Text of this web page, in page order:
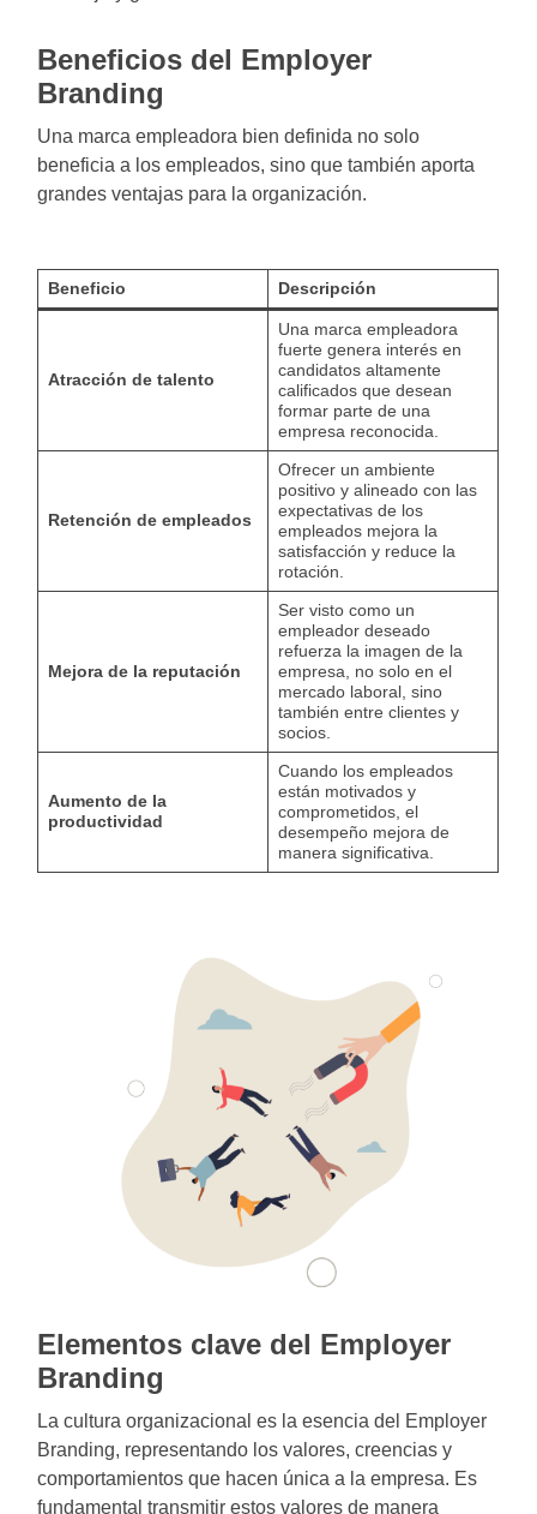
Beneficios del Employer
Branding
Una marca empleadora bien definida no solo
beneficia a los empleados, sino que también aporta
grandes ventajas para la organización.
Beneficio Descripción
Atracción de talento
Una marca empleadora
fuerte genera interés en
candidatos altamente
calificados que desean
formar parte de una
empresa reconocida.
Retención de empleados
Ofrecer un ambiente
positivo y alineado con las
expectativas de los
empleados mejora la
satisfacción y reduce la
rotación.
Mejora de la reputación
Ser visto como un
empleador deseado
refuerza la imagen de la
empresa, no solo en el
mercado laboral, sino
también entre clientes y
socios.
Aumento de la
productividad
Cuando los empleados
están motivados y
comprometidos, el
desempeño mejora de
manera significativa.
Elementos clave del Employer
Branding
La cultura organizacional es la esencia del Employer
Branding, representando los valores, creencias y
comportamientos que hacen única a la empresa. Es
fundamental transmitir estos valores de manera